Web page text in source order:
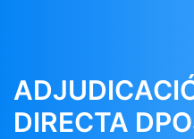
DIRECTA